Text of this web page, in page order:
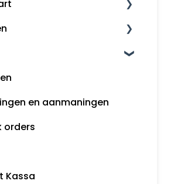
en aanmaningen
orders
Kassa